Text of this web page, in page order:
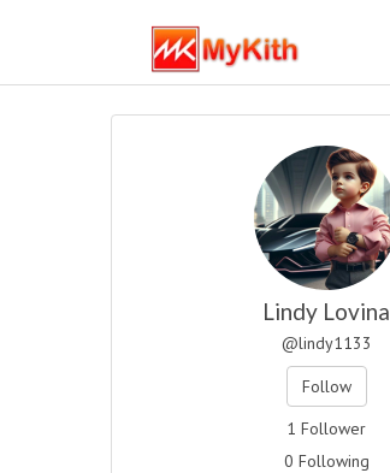
Lindy Lovina
@lindy1133
Follow
1 Follower
0 Following